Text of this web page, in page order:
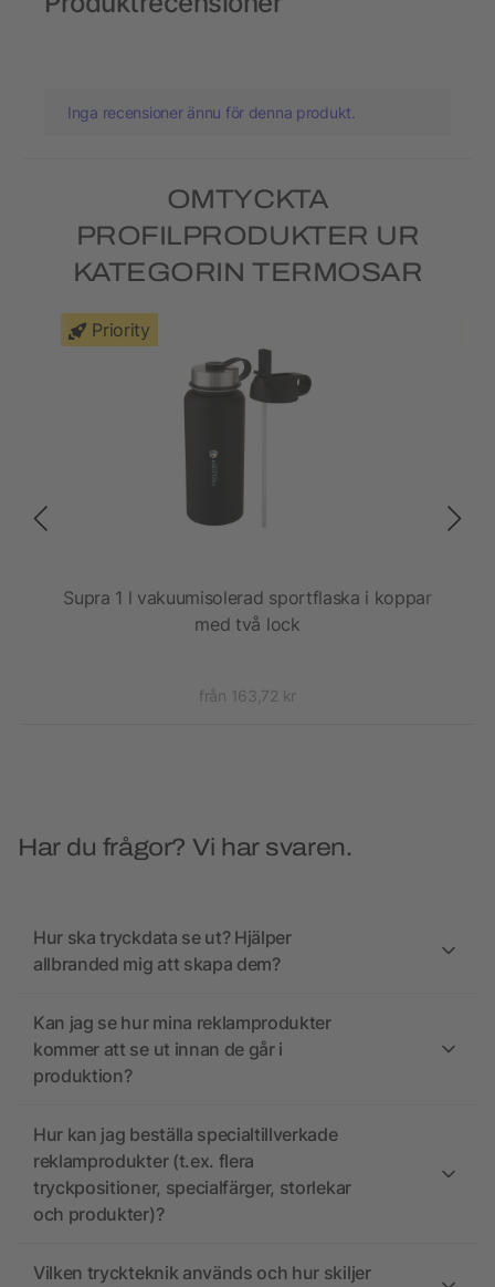
Inga recensioner ännu för denna produkt.
OMTYCKTA
PROFILPRODUKTER UR
KATEGORIN TERMOSAR
Priority
Supra 1 l vakuumisolerad sportflaska i koppar
med två lock
från 163,72 kr
Har du frågor? Vi har svaren.
Hur ska tryckdata se ut? Hjälper
allbranded mig att skapa dem?
Kan jag se hur mina reklamprodukter
kommer att se ut innan de går i
produktion?
Hur kan jag beställa specialtillverkade
reklamprodukter (t.ex. flera
tryckpositioner, specialfärger, storlekar
och produkter)?
Vilken tryckteknik används och hur skiljer